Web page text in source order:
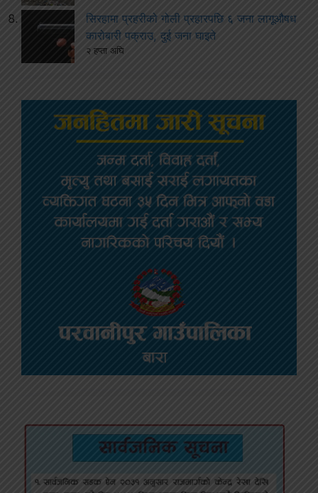
सिरहामा प्रहरीको गोली प्रहारपछि ६ जना लागूऔषध
कारोबारी पक्राउ, दुई जना घाइते
२ हप्ता अघि